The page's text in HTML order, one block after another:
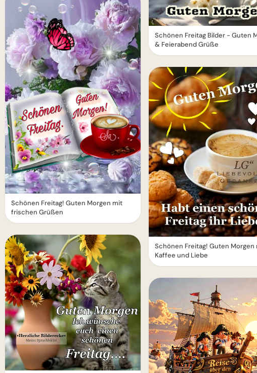
Schönen Freitag! Guten Morgen mit
frischen Grüßen
Schönen Freitag Bilder - Guten
& Feierabend Grüße
Schönen Freitag! Guten Morgen
Kaffee und Liebe